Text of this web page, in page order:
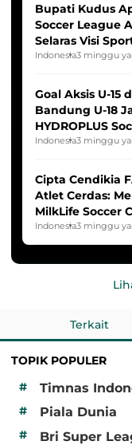
Bupati Kudus
Soccer League
Selaras Visi
Indonesia3 minggu
Goal Aksis U-15
Bandung U-18
HYDROPLUS
2025/2026
Indonesia3 minggu
Cipta Cendikia
Atlet Cerdas:
MilkLife Soccer
HYDROPLUS
Indonesia3 minggu
Terkait
TOPIK POPULER
#
Timnas
# Piala Dunia
# Bri Super